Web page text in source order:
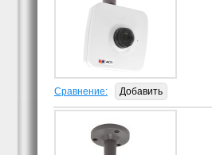
Сравнение: Добавить